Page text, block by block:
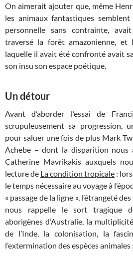
On aimerait ajouter que, même
les animaux fantastiques
personnelle sans contrainte,
traversé la forêt amazonienne, et
laquelle il avait été confronté avait
son insu son espace poétique.
Un détour
Avant d’aborder l’essai de
scrupuleusement sa progression,
pour saluer une fois de plus Mark
Achebe – dont la disparition nous
Catherine Mavrikakis auxquels
lecture de La condition tropicale :
le temps nécessaire au voyage à
« passage de la ligne », l’étrangeté
nous rappelle le sort tragique
aborigènes d’Australie, la
de l’Inde, la colonisation, la
l’extermination des espèces animales :